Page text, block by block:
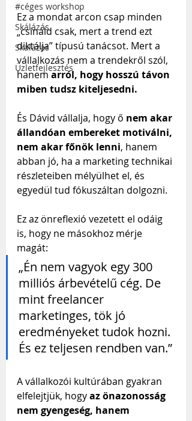
#céges workshop
Skálázás
Skálázás
Üzletfejlesztés
Ez a mondat arcon csap minden
„csináld csak, mert a trend ezt
diktálja” típusú tanácsot. Mert a
vállalkozás nem a trendekről szól,
hanem arról, hogy hosszú távon
miben tudsz kiteljesedni.
És Dávid vállalja, hogy ő nem akar
állandóan embereket motiválni,
nem akar főnök lenni, hanem
abban jó, ha a marketing technikai
részleteiben mélyülhet el, és
egyedül tud fókuszáltan dolgozni.
Ez az önreflexió vezetett el odáig
is, hogy ne másokhoz mérje
magát:
„Én nem vagyok egy 300
milliós árbevételű cég. De
mint freelancer
marketinges, tök jó
eredményeket tudok hozni.
És ez teljesen rendben van.”
A vállalkozói kultúrában gyakran
elfelejtjük, hogy az önazonosság
nem gyengeség, hanem